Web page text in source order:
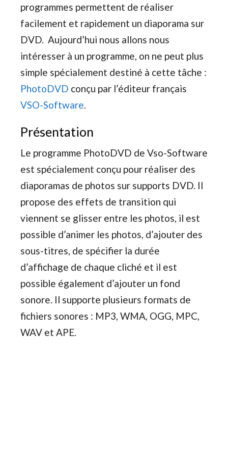
programmes permettent de réaliser
facilement et rapidement un diaporama sur
DVD. Aujourd’hui nous allons nous
intéresser à un programme, on ne peut plus
simple spécialement destiné à cette tâche :
PhotoDVD conçu par l’éditeur français
VSO-Software
Présentation
Le programme PhotoDVD de Vso-Software
est spécialement conçu pour réaliser des
diaporamas de photos sur supports DVD. Il
propose des effets de transition qui
viennent se glisser entre les photos, il est
possible d’animer les photos, d’ajouter des
sous-titres, de spécifier la durée
d’affichage de chaque cliché et il est
possible également d’ajouter un fond
sonore. Il supporte plusieurs formats de
fichiers sonores : MP3, WMA, OGG, MPC,
WAV et APE.